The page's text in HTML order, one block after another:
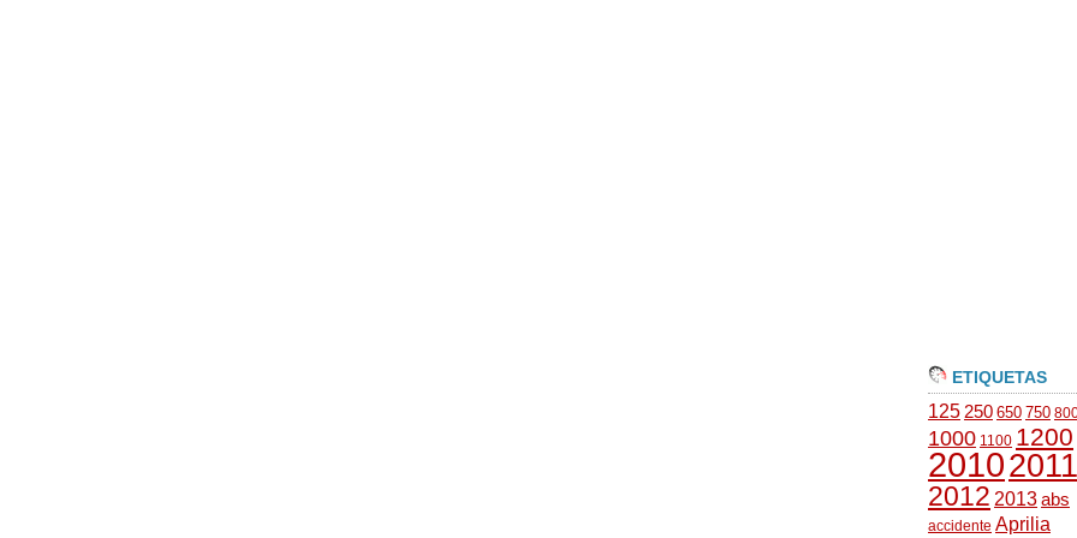
ETIQUETAS
125 250 650 750
1000 1100 1200
20102011
2012 2013abs
accidente Aprilia